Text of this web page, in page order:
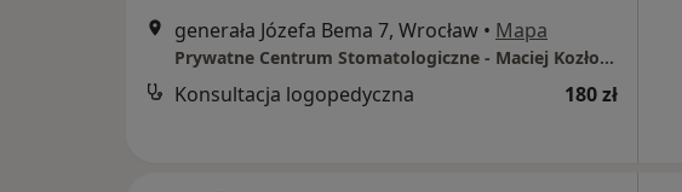
generała Józefa Bema 7, Wrocław • Mapa
Prywatne Centrum Stomatologiczne - Maciej Kozłowski
Konsultacja logopedyczna 180 zł